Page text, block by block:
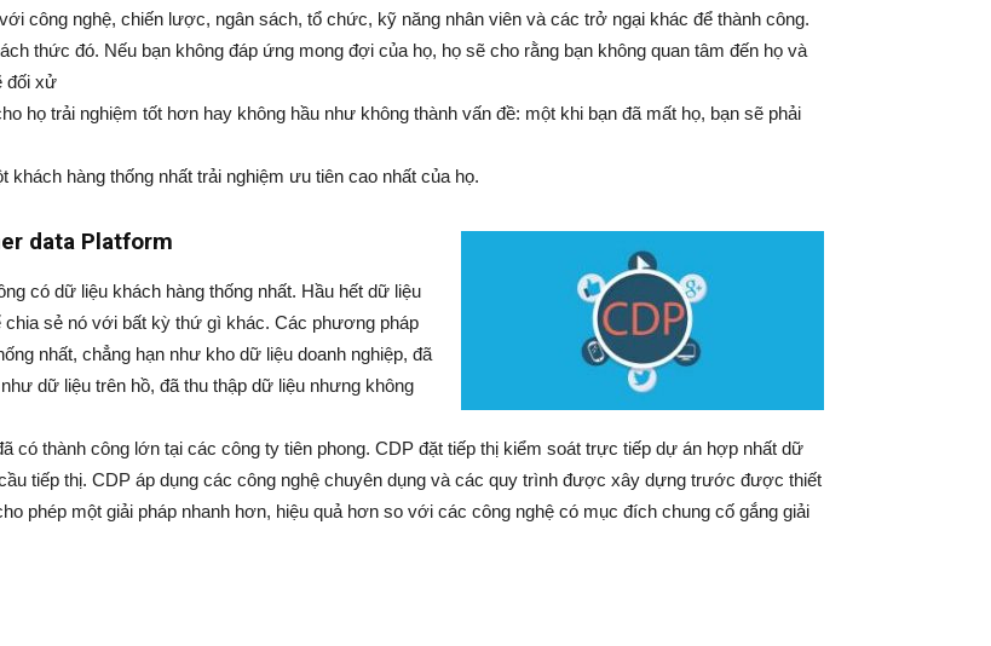
công nghệ, chiến lược, ngân sách, tổ chức, kỹ năng nhân viên và các trở ngại khác để thành công.
thức đó. Nếu bạn không đáp ứng mong đợi của họ, họ sẽ cho rằng bạn không quan tâm đến họ và
đối xử
họ trải nghiệm tốt hơn hay không hầu như không thành vấn đề: một khi bạn đã mất họ, bạn sẽ phải
hàng thống nhất trải nghiệm ưu tiên cao nhất của họ.
data Platform
có dữ liệu khách hàng thống nhất. Hầu hết dữ liệu
sẻ nó với bất kỳ thứ gì khác. Các phương pháp
nhất, chẳng hạn như kho dữ liệu doanh nghiệp, đã
dữ liệu trên hồ, đã thu thập dữ liệu nhưng không
có thành công lớn tại các công ty tiên phong. CDP đặt tiếp thị kiểm soát trực tiếp dự án hợp nhất dữ
tiếp thị. CDP áp dụng các công nghệ chuyên dụng và các quy trình được xây dựng trước được thiết
phép một giải pháp nhanh hơn, hiệu quả hơn so với các công nghệ có mục đích chung cố gắng giải